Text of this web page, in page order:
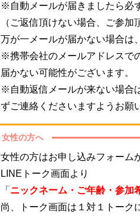
※自動メールが届きましたら必
（ご返信頂けない場合、ご参加
万が一メールが届かない場合は
※携帯会社のメールアドレスで
届かない可能性がございます。
※自動返信メールが来ない場合
ずご連絡くださいますようお願
女性の方へ
女性の方はお申し込みフォーム
LINEトーク画面より
「 ニックネーム・ご年齢・参加
尚、トーク画面は１対１トーク